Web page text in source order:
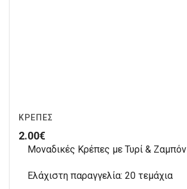
ΚΡΈΠΕΣ
2.00€
Μοναδικές Κρέπες με Τυρί & Ζαμπόν
Ελάχιστη παραγγελία: 20 τεμάχια